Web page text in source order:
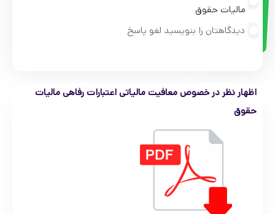
مالیات حقوق
دیدگاهتان را بنویسید لغو پاسخ
اظهار نظر در خصوص معافیت مالیاتی اعتبارات رفاهی مالیات
حقوق